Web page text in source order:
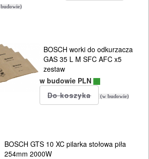
budowie)
BOSCH worki do odkurzacza
GAS 35 L M SFC AFC x5
zestaw
w budowie PLN
(w budowie)
BOSCH GTS 10 XC pilarka stołowa piła
254mm 2000W